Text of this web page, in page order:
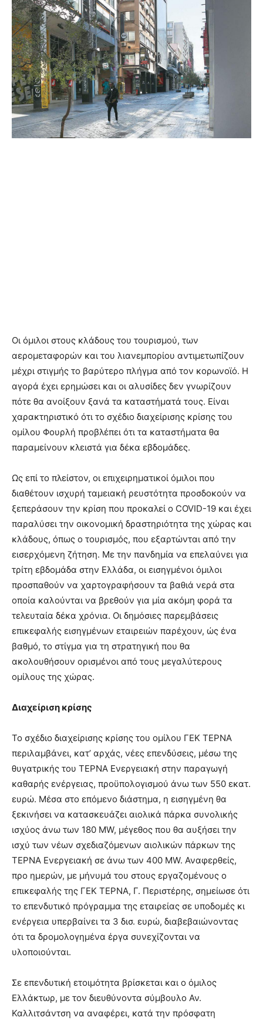
Οι όμιλοι στους κλάδους του τουρισμού, των
αερομεταφορών και του λιανεμπορίου αντιμετωπίζουν
μέχρι στιγμής το βαρύτερο πλήγμα από τον κορωνοϊό. Η
αγορά έχει ερημώσει και οι αλυσίδες δεν γνωρίζουν
πότε θα ανοίξουν ξανά τα καταστήματά τους. Είναι
χαρακτηριστικό ότι το σχέδιο διαχείρισης κρίσης του
ομίλου Φουρλή προβλέπει ότι τα καταστήματα θα
παραμείνουν κλειστά για δέκα εβδομάδες.
Ως επί το πλείστον, οι επιχειρηματικοί όμιλοι που
διαθέτουν ισχυρή ταμειακή ρευστότητα προσδοκούν να
ξεπεράσουν την κρίση που προκαλεί ο COVID-19 και έχει
παραλύσει την οικονομική δραστηριότητα της χώρας και
κλάδους, όπως ο τουρισμός, που εξαρτώνται από την
εισερχόμενη ζήτηση. Με την πανδημία να επελαύνει για
τρίτη εβδομάδα στην Ελλάδα, οι εισηγμένοι όμιλοι
προσπαθούν να χαρτογραφήσουν τα βαθιά νερά στα
οποία καλούνται να βρεθούν για μία ακόμη φορά τα
τελευταία δέκα χρόνια. Οι δημόσιες παρεμβάσεις
επικεφαλής εισηγμένων εταιρειών παρέχουν, ώς ένα
βαθμό, το στίγμα για τη στρατηγική που θα
ακολουθήσουν ορισμένοι από τους μεγαλύτερους
ομίλους της χώρας.
Διαχείριση κρίσης
Το σχέδιο διαχείρισης κρίσης του ομίλου ΓΕΚ ΤΕΡΝΑ
περιλαμβάνει, κατ’ αρχάς, νέες επενδύσεις, μέσω της
θυγατρικής του ΤΕΡΝΑ Ενεργειακή στην παραγωγή
καθαρής ενέργειας, προϋπολογισμού άνω των 550 εκατ.
ευρώ. Μέσα στο επόμενο διάστημα, η εισηγμένη θα
ξεκινήσει να κατασκευάζει αιολικά πάρκα συνολικής
ισχύος άνω των 180 MW, μέγεθος που θα αυξήσει την
ισχύ των νέων σχεδιαζόμενων αιολικών πάρκων της
ΤΕΡΝΑ Ενεργειακή σε άνω των 400 MW. Αναφερθείς,
προ ημερών, με μήνυμά του στους εργαζομένους ο
επικεφαλής της ΓΕΚ ΤΕΡΝΑ, Γ. Περιστέρης, σημείωσε ότι
το επενδυτικό πρόγραμμα της εταιρείας σε υποδομές κι
ενέργεια υπερβαίνει τα 3 δισ. ευρώ, διαβεβαιώνοντας
ότι τα δρομολογημένα έργα συνεχίζονται να
υλοποιούνται.
Σε επενδυτική ετοιμότητα βρίσκεται και ο όμιλος
Ελλάκτωρ, με τον διευθύνοντα σύμβουλο Αν.
Καλλιτσάντση να αναφέρει, κατά την πρόσφατη